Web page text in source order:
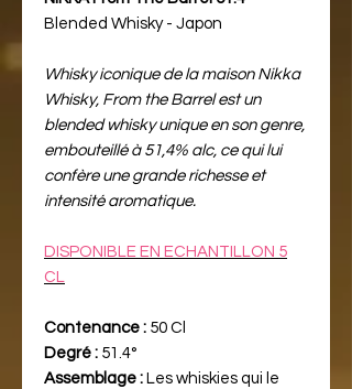
Blended Whisky - Japon
Whisky iconique de la maison Nikka
Whisky, From the Barrel est un
blended whisky unique en son genre,
embouteillé à 51,4% alc, ce qui lui
confère une grande richesse et
intensité aromatique.
DISPONIBLE EN ECHANTILLON 5
CL
Contenance : 50 Cl
Degré : 51.4°
Assemblage : Les whiskies qui le